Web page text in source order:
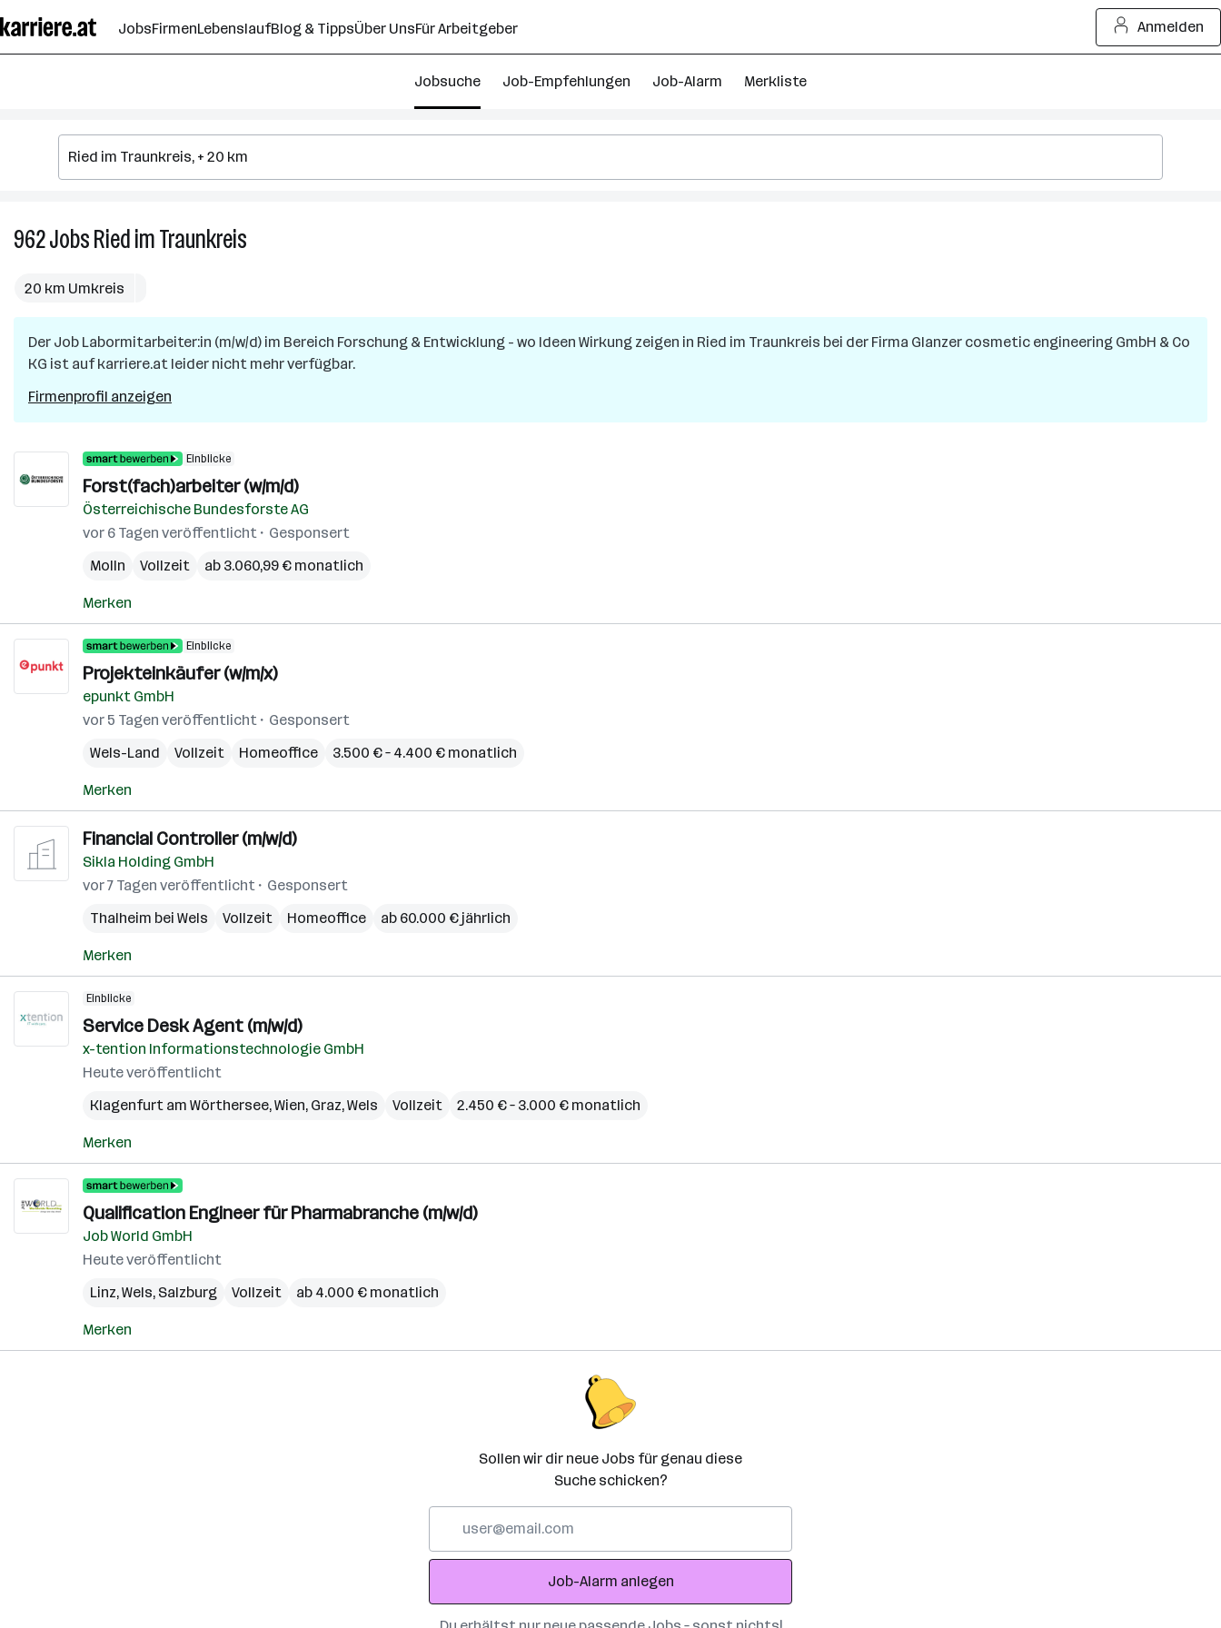
Seiteninhalt
springen
JobsFirmenLebenslaufBlog & TippsÜber UnsFür Arbeitgeber Anmelden
Jobsuche Job-Empfehlungen Job-Alarm Merkliste
962JobsRied im Traunkreis
im
Traunkreis
20 km Umkreis
Der Job Labormitarbeiter:in (m/w/d) im Bereich Forschung & Entwicklung - wo Ideen Wirkung zeigen in Ried im Traunkreis bei der Firma Glanzer cosmetic engineering GmbH & Co
KG ist auf karriere.at leider nicht mehr verfügbar.
Firmenprofil anzeigen
Einblicke
Forst(fach)arbeiter (w/m/d)
Österreichische Bundesforste AG
vor 6 Tagen veröffentlicht
Gesponsert
Molln
Vollzeit ab 3.060,99 € monatlich
Merken
Einblicke
Projekteinkäufer (w/m/x)
epunkt GmbH
vor 5 Tagen veröffentlicht
Gesponsert
Wels-Land
Vollzeit Homeoffice 3.500 € – 4.400 € monatlich
Merken
Financial Controller (m/w/d)
Sikla Holding GmbH
vor 7 Tagen veröffentlicht
Gesponsert
Thalheim bei Wels
Vollzeit Homeoffice ab 60.000 € jährlich
Merken
Einblicke
Service Desk Agent (m/w/d)
x-tention Informationstechnologie GmbH
Heute veröffentlicht
Klagenfurt am Wörthersee,Wien, Graz,Wels Vollzeit 2.450 € – 3.000 € monatlich
Merken
Qualification Engineer für Pharmabranche (m/w/d)
Job World GmbH
Heute veröffentlicht
Linz,Wels, Salzburg Vollzeit ab 4.000 € monatlich
Merken
Sollen wir dir neue Jobs für genau diese
Suche schicken?
Adresse
Job-Alarm anlegen